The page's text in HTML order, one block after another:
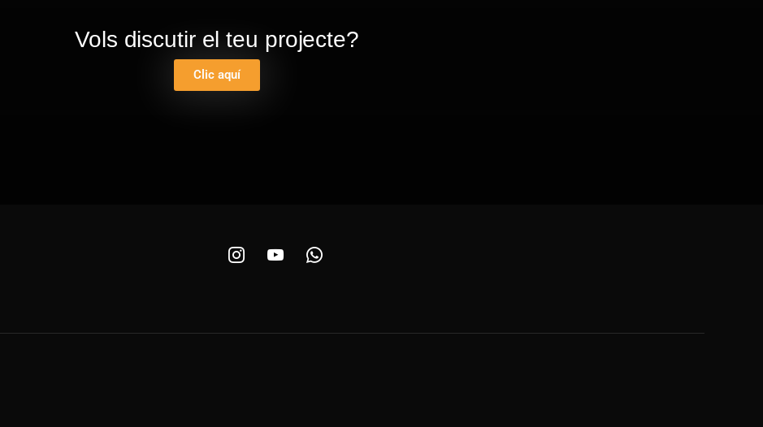
Vols discutir el teu projecte?
Clic aquí